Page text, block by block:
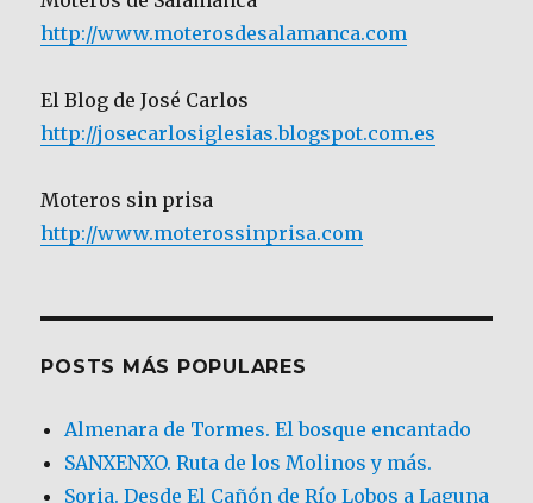
http://www.moterosdesalamanca.com
El Blog de José Carlos
http://josecarlosiglesias.blogspot.com.es
Moteros sin prisa
http://www.moterossinprisa.com
POSTS MÁS POPULARES
Almenara de Tormes. El bosque encantado
SANXENXO. Ruta de los Molinos y más.
Soria. Desde El Cañón de Río Lobos a Laguna